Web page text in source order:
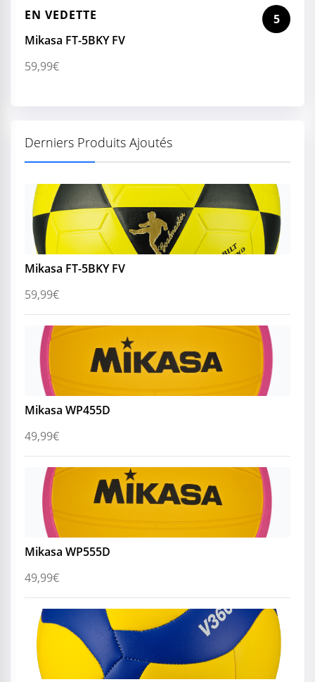
EN VEDETTE
5
Mikasa FT-5BKY FV
59,99€
Derniers Produits Ajoutés
Mikasa FT-5BKY FV
59,99€
Mikasa WP455D
49,99€
Mikasa WP555D
49,99€